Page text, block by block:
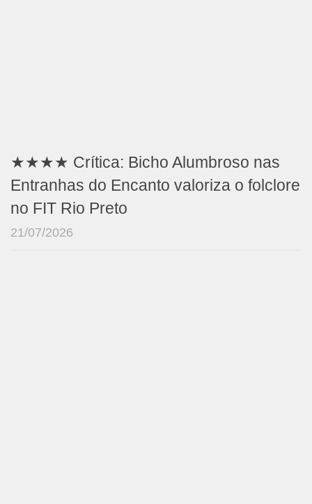
★★★★ Crítica: Bicho Alumbroso nas
Entranhas do Encanto valoriza o folclore
no FIT Rio Preto
21/07/2026